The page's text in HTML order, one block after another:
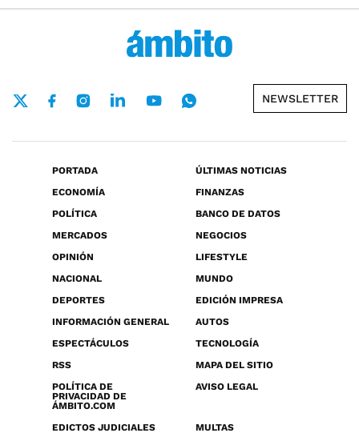
NEWSLETTER
PORTADA
ÚLTIMAS NOTICIAS
ECONOMÍA
FINANZAS
POLÍTICA
BANCO DE DATOS
MERCADOS
NEGOCIOS
OPINIÓN
LIFESTYLE
NACIONAL
MUNDO
DEPORTES
EDICIÓN IMPRESA
INFORMACIÓN GENERAL
AUTOS
ESPECTÁCULOS
TECNOLOGÍA
RSS
MAPA DEL SITIO
POLÍTICA DE
PRIVACIDAD DE
ÁMBITO.COM
AVISO LEGAL
EDICTOS JUDICIALES
MULTAS